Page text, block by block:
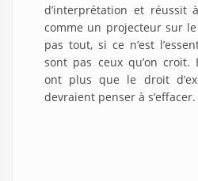
d’interprétation et réussit
comme un projecteur sur
pas tout, si ce n’est
sont pas ceux qu’on croit.
ont plus que le droit
devraient penser à s’effacer.